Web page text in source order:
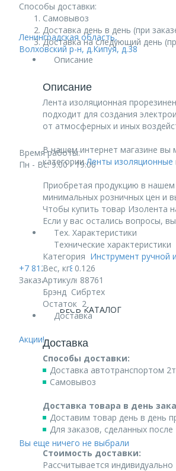
Ленинградская область,
Волховский р-н, д.Кипуя, д.38
Время работы:
Пн - Вс: 9:00 - 19:00
+7 812 740 68 02
Заказать звонок
ВЕСЬ КАТАЛОГ
Акции!
Вы еще ничего не выбрали
Способы доставки:
Самовывоз
Доставка день в день (при
Доставка на следующий день
Описание
Описание
Лента изоляционная
подходит для создания
от атмосферных и иных
В нашем интернет магазине вы
категорииЛенты изоляционные
Приобретая продукцию в
минимальных розничных цен и
Чтобы купить товар Изолента
Если у вас остались вопросы,
Тех. Характеристики
Технические характеристики
Категория Инструмент ручной
Вес, кг 0.126
Артикул 88761
Брэнд Сибртех
Остаток 2
Доставка
Доставка
Способы доставки:
Доставка автотранспортом
Самовывоз
Доставка товара в день
Доставим товар день в день
Для заказов, сделанных
Стоимость доставки:
Рассчитывается индивидуально